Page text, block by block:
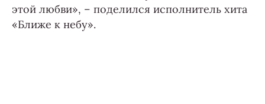
этой любви», – поделился исполнитель хита
«Ближе к небу».